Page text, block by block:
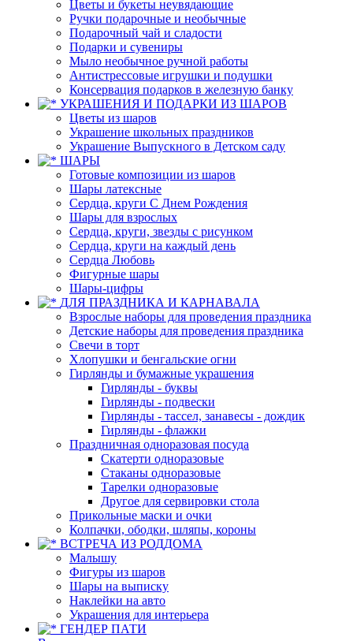
Цветы и букеты неувядающие
Ручки подарочные и необычные
Подарочный чай и сладости
Подарки и сувениры
Мыло необычное ручной работы
Антистрессовые игрушки и подушки
Консервация подарков в железную банку
УКРАШЕНИЯ И ПОДАРКИ ИЗ ШАРОВ
Цветы из шаров
Украшение школьных праздников
Украшение Выпускного в Детском саду
ШАРЫ
Готовые композиции из шаров
Шары латексные
Сердца, круги С Днем Рождения
Шары для взрослых
Сердца, круги, звезды с рисунком
Сердца, круги на каждый день
Сердца Любовь
Фигурные шары
Шары-цифры
ДЛЯ ПРАЗДНИКА И КАРНАВАЛА
Взрослые наборы для проведения праздника
Детские наборы для проведения праздника
Свечи в торт
Хлопушки и бенгальские огни
Гирлянды и бумажные украшения
Гирлянды - буквы
Гирлянды - подвески
Гирлянды - тассел, занавесы - дождик
Гирлянды - флажки
Праздничная одноразовая посуда
Скатерти одноразовые
Стаканы одноразовые
Тарелки одноразовые
Другое для сервировки стола
Прикольные маски и очки
Колпачки, ободки, шляпы, короны
ВСТРЕЧА ИЗ РОДДОМА
Малышу
Фигуры из шаров
Шары на выписку
Наклейки на авто
Украшения для интерьера
ГЕНДЕР ПАТИ